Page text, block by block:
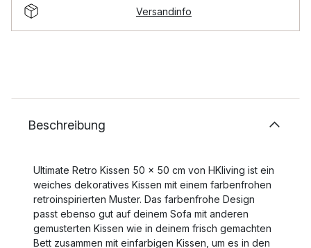
Versandinfo
Beschreibung
Ultimate Retro Kissen 50 x 50 cm von HKliving ist ein
weiches dekoratives Kissen mit einem farbenfrohen
retroinspirierten Muster. Das farbenfrohe Design
passt ebenso gut auf deinem Sofa mit anderen
gemusterten Kissen wie in deinem frisch gemachten
Bett zusammen mit einfarbigen Kissen, um es in den